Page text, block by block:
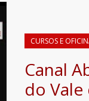
CURSOS E
Canal
do Vale